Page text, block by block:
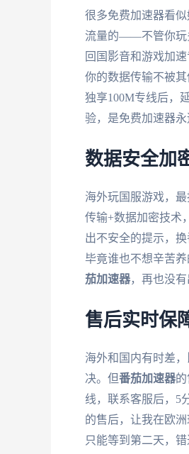
很多免费加速器看
流量的——不管你玩
回国影音和游戏加
你的数据传输不被
独享100M专线后，
验，是免费加速器永
数据安全加
海外玩国服游戏，
传输+数据加密技术
出不安全的提示，
毕竟谁也不想辛苦
茄加速器，再也没有
售后实时保
海外和国内有时差
决。但番茄加速器的
线，联系客服后，5
的售后，让我在欧
只能等到第二天，